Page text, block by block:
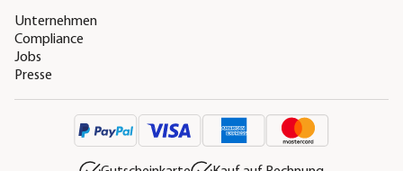
Unternehmen
Compliance
Jobs
Presse